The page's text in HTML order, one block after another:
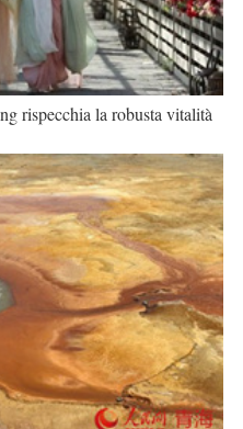
rispecchia la robusta vitalità